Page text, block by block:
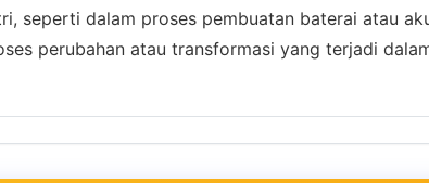
seperti dalam proses pembuatan baterai atau
perubahan atau transformasi yang terjadi